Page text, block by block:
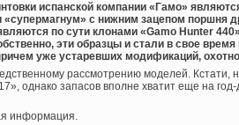
испанской компании «Гамо»
с нижним зацепом поршня
по сути клонами «Gamo Hunter
эти образцы и стали в свое
уже устаревших модификаций, охотно
рассмотрению моделей. Кстати,
однако запасов вполне хватит еще на
информация.